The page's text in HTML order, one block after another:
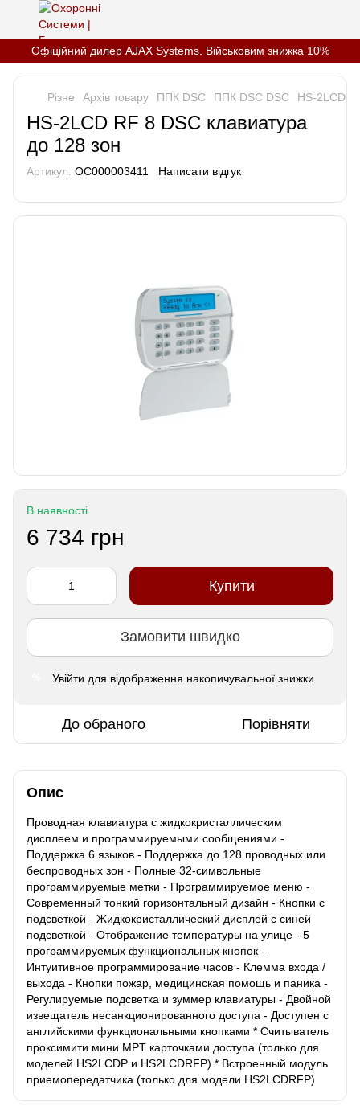
Офіційний дилер AJAX Systems. Військовим знижка 10%
Різне Архів товару ППК DSC ППК DSC DSC HS-2LCD
HS-2LCD RF 8 DSC клавиатура
до 128 зон
Артикул: OC000003411 Написати відгук
В наявності
6 734 грн
Купити
Замовити швидко
Увійти для відображення накопичувальної знижки
До обраного Порівняти
Опис
Проводная клавиатура с жидкокристаллическим
дисплеем и программируемыми сообщениями -
Поддержка 6 языков - Поддержка до 128 проводных или
беспроводных зон - Полные 32-символьные
программируемые метки - Программируемое меню -
Современный тонкий горизонтальный дизайн - Кнопки с
подсветкой - Жидкокристаллический дисплей с синей
подсветкой - Отображение температуры на улице - 5
программируемых функциональных кнопок -
Интуитивное программирование часов - Клемма входа /
выхода - Кнопки пожар, медицинская помощь и паника -
Регулируемые подсветка и зуммер клавиатуры - Двойной
извещатель несанкционированного доступа - Доступен с
английскими функциональными кнопками * Считыватель
проксимити мини MPT карточками доступа (только для
моделей HS2LCDP и HS2LCDRFP) * Встроенный модуль
приемопередатчика (только для модели HS2LCDRFP)